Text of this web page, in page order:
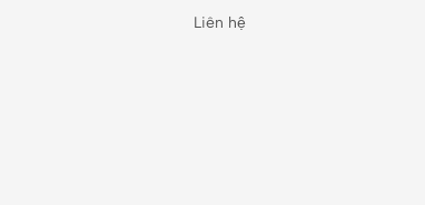
Liên hệ